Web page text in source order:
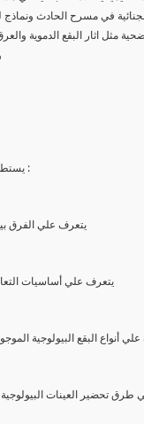
في مسرح الحادث ونماذج
مثل اثار البقع الدموية
يستطيع الدارس لهذه الدورة أن :
(1) يتعرف علي الفرق
(2) يتعرف علي أساسيات
علي أنواع البقع البيولوجية
طرق تحضير العينات البيولوجية